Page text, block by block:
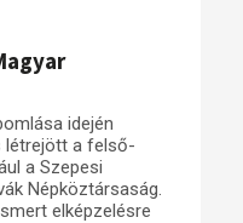
idején
létrejött a felső-
a Szepesi
Népköztársaság.
elképzelésre